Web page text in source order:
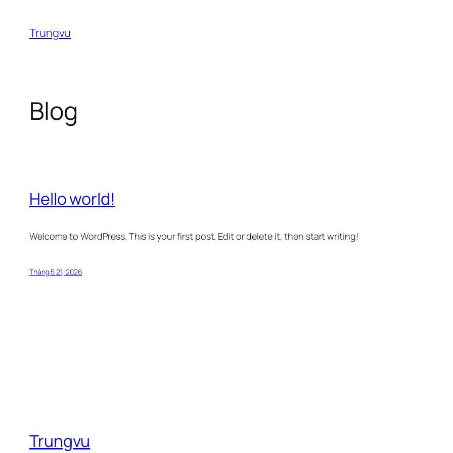
Trungvu
Blog
Hello world!
Welcome to WordPress. This is your first post. Edit or delete it, then start writing!
Tháng 5 21, 2026
Trungvu